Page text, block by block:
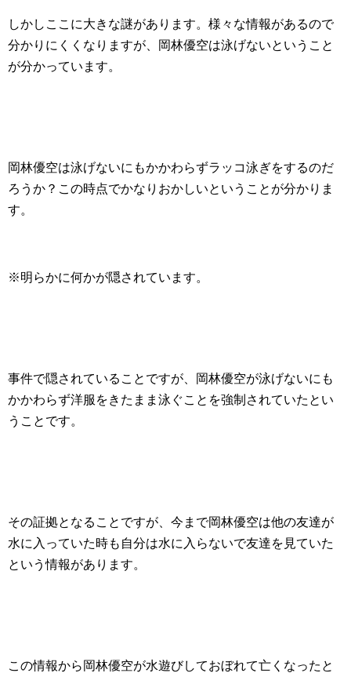
しかしここに大きな謎があります。様々な情報があるので
分かりにくくなりますが、岡林優空は泳げないということ
が分かっています。
岡林優空は泳げないにもかかわらずラッコ泳ぎをするのだ
ろうか？この時点でかなりおかしいということが分かりま
す。
※明らかに何かが隠されています。
事件で隠されていることですが、岡林優空が泳げないにも
かかわらず洋服をきたまま泳ぐことを強制されていたとい
うことです。
その証拠となることですが、今まで岡林優空は他の友達が
水に入っていた時も自分は水に入らないで友達を見ていた
という情報があります。
この情報から岡林優空が水遊びしておぼれて亡くなったと